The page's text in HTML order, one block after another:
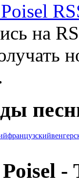
на
французский
-